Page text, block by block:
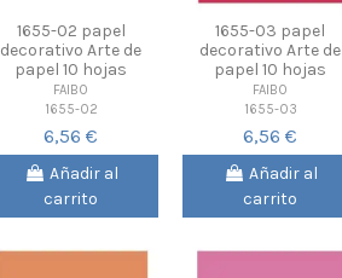
1655-02 papel
decorativo Arte de
papel 10 hojas
FAIBO
1655-02
6,56 €
Añadir al
carrito
1655-03 papel
decorativo Arte de
papel 10 hojas
FAIBO
1655-03
6,56 €
Añadir al
carrito